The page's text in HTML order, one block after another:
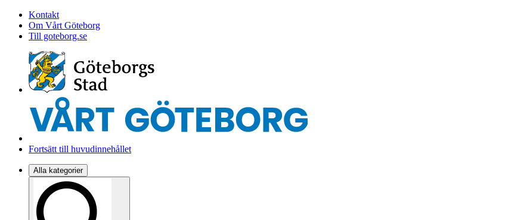
Kontakt
Om Vårt Göteborg
Till goteborg.se
Fortsätt till huvudinnehållet
Alla kategorier